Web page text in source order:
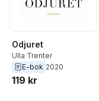
Odjuret
Ulla Trenter
E-bok 2020
119 kr